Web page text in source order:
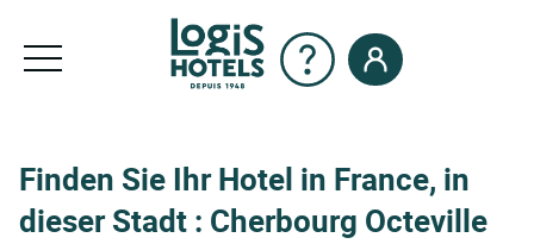
Finden Sie Ihr Hotel in France, in
dieser Stadt : Cherbourg Octeville